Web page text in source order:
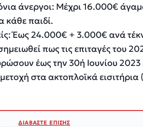
άνεργοι: Μέχρι 16.000€
κάθε παιδί.
Έως 24.000€ + 3.000€ ανά
πως τις επιταγές του
έως την 30ή Ιουνίου
στα ακτοπλοϊκά
ΔΙΑΒΑΣΤΕ ΕΠΙΣΗΣ